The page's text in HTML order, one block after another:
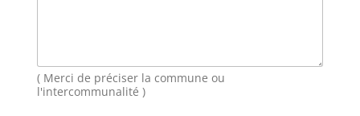
( Merci de préciser la commune ou
l'intercommunalité )